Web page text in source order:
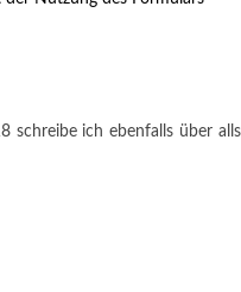
schreibe ich ebenfalls über alls